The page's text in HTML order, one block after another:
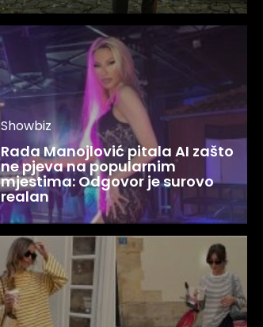
Showbiz
Rada Manojlović pitala AI zašto
ne pjeva na popularnim
mjestima: Odgovor je surovo
realan